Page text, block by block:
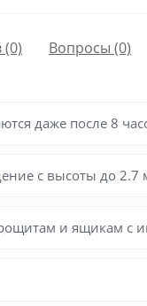
(0) Вопросы (0)
даже после 8
с высоты до 2.7
и ящикам с